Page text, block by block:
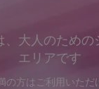
、大人のための
エリアです
の方はご利用いただ